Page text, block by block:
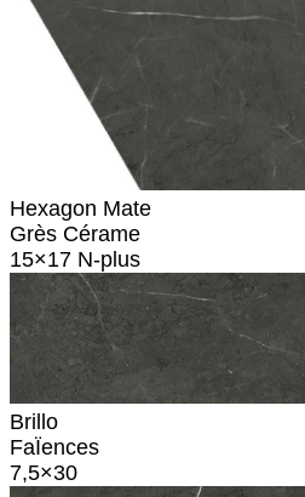
Hexagon Mate
Grès Cérame
15×17 N-plus
Brillo
FaÏences
7,5×30